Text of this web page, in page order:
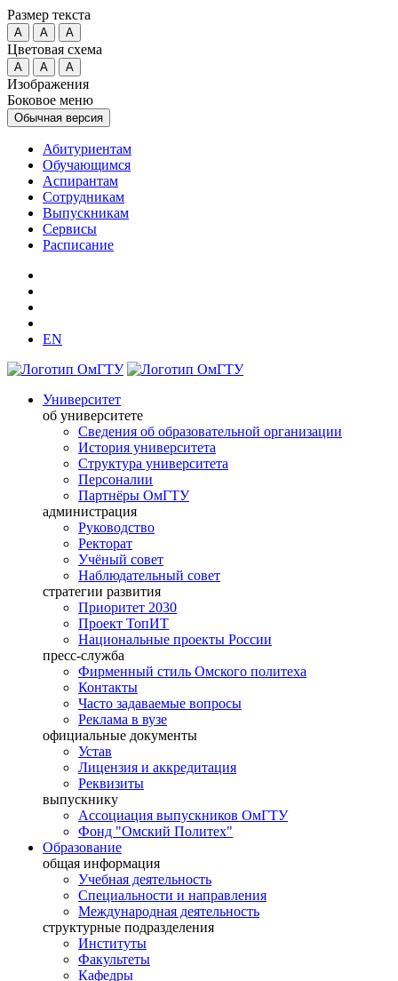
Размер текста
A A A
Цветовая схема
A A A
Изображения
Боковое меню
Обычная версия
Абитуриентам
Обучающимся
Аспирантам
Сотрудникам
Выпускникам
Сервисы
Расписание
EN
Университет
об университете
Сведения об образовательной организации
История университета
Структура университета
Персоналии
Партнёры ОмГТУ
администрация
Руководство
Ректорат
Учёный совет
Наблюдательный совет
стратегии развития
Приоритет 2030
Проект ТопИТ
Национальные проекты России
пресс-служба
Фирменный стиль Омского политеха
Контакты
Часто задаваемые вопросы
Реклама в вузе
официальные документы
Устав
Лицензия и аккредитация
Реквизиты
выпускнику
Ассоциация выпускников ОмГТУ
Фонд "Омский Политех"
Образование
общая информация
Учебная деятельность
Специальности и направления
Международная деятельность
структурные подразделения
Институты
Факультеты
Кафедры